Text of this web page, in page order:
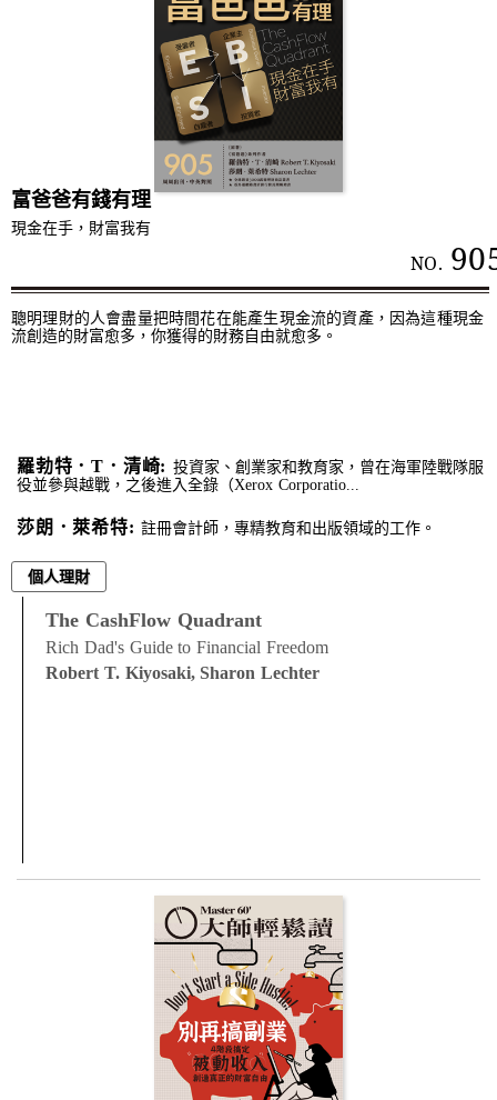
富爸爸有錢有理
現金在手，財富我有
NO.
聰明理財的人會盡量把時間花在能產生現金流的資產，因為這種現金
流創造的財富愈多，你獲得的財務自由就愈多。
羅勃特．T．清崎: 投資家、創業家和教育家，曾在海軍陸戰隊服
役並參與越戰，之後進入全錄（Xerox Corporatio...
莎朗．萊希特: 註冊會計師，專精教育和出版領域的工作。
個人理財
The CashFlow Quadrant
Rich Dad's Guide to Financial Freedom
Robert T. Kiyosaki, Sharon Lechter